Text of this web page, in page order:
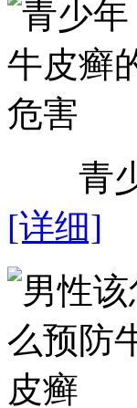
青少
[详细]